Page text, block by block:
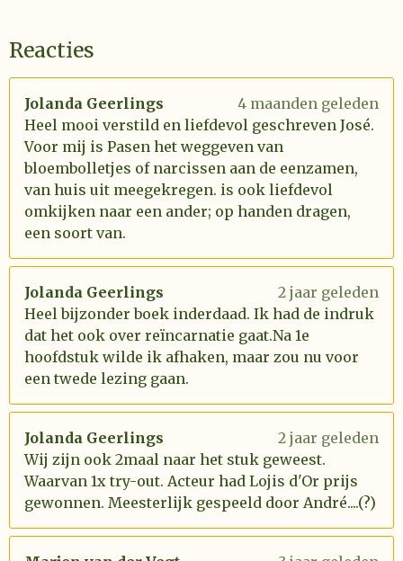
Reacties
Jolanda Geerlings
4 maanden geleden
Heel mooi verstild en liefdevol geschreven José.
Voor mij is Pasen het weggeven van
bloembolletjes of narcissen aan de eenzamen,
van huis uit meegekregen. is ook liefdevol
omkijken naar een ander; op handen dragen,
een soort van.
Jolanda Geerlings
2 jaar geleden
Heel bijzonder boek inderdaad. Ik had de indruk
dat het ook over reïncarnatie gaat.Na 1e
hoofdstuk wilde ik afhaken, maar zou nu voor
een twede lezing gaan.
Jolanda Geerlings
2 jaar geleden
Wij zijn ook 2maal naar het stuk geweest.
Waarvan 1x try-out. Acteur had Lojis d'Or prijs
gewonnen. Meesterlijk gespeeld door André....(?)